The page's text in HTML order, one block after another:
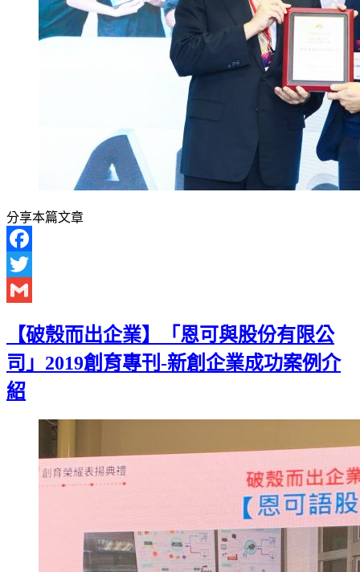
分享本篇文章
Facebook
Twitter
【破殼而出企業】「恩可與股份有限公
司」2019創育專刊-新創企業成功案例介
紹